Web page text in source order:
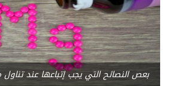
بعص النصائح التي يجب إتباعها عند